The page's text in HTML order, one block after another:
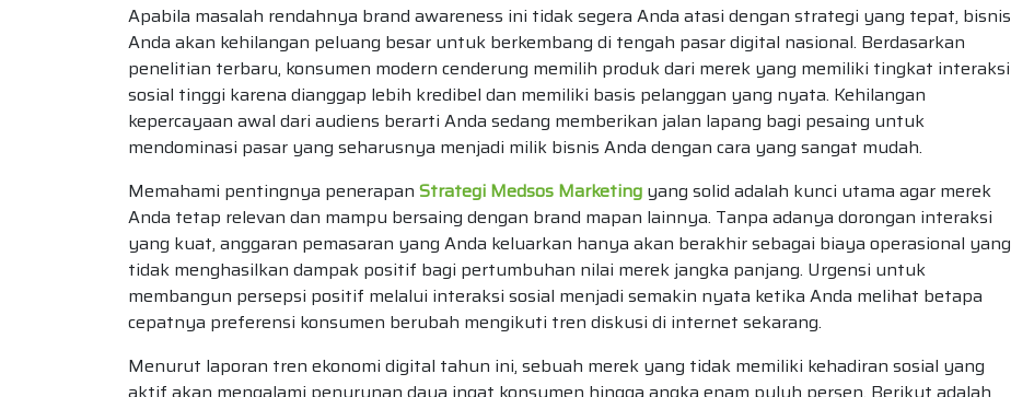
Apabila masalah rendahnya brand awareness ini tidak segera Anda atasi dengan strategi yang tepat, bisnis
Anda akan kehilangan peluang besar untuk berkembang di tengah pasar digital nasional. Berdasarkan
penelitian terbaru, konsumen modern cenderung memilih produk dari merek yang memiliki tingkat interaksi
sosial tinggi karena dianggap lebih kredibel dan memiliki basis pelanggan yang nyata. Kehilangan
kepercayaan awal dari audiens berarti Anda sedang memberikan jalan lapang bagi pesaing untuk
mendominasi pasar yang seharusnya menjadi milik bisnis Anda dengan cara yang sangat mudah.
Memahami pentingnya penerapan Strategi Medsos Marketing yang solid adalah kunci utama agar merek
Anda tetap relevan dan mampu bersaing dengan brand mapan lainnya. Tanpa adanya dorongan interaksi
yang kuat, anggaran pemasaran yang Anda keluarkan hanya akan berakhir sebagai biaya operasional yang
tidak menghasilkan dampak positif bagi pertumbuhan nilai merek jangka panjang. Urgensi untuk
membangun persepsi positif melalui interaksi sosial menjadi semakin nyata ketika Anda melihat betapa
cepatnya preferensi konsumen berubah mengikuti tren diskusi di internet sekarang.
Menurut laporan tren ekonomi digital tahun ini, sebuah merek yang tidak memiliki kehadiran sosial yang